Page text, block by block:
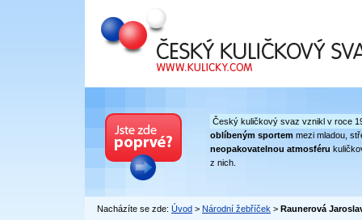
Český kuličkový svaz
Český kuličkový svaz vznikl v roce
oblíbeným sportem mezi mladou,
neopakovatelnou atmosféru
z nich.
Nacházíte se zde: Úvod > Národní žebříček > Raunerová